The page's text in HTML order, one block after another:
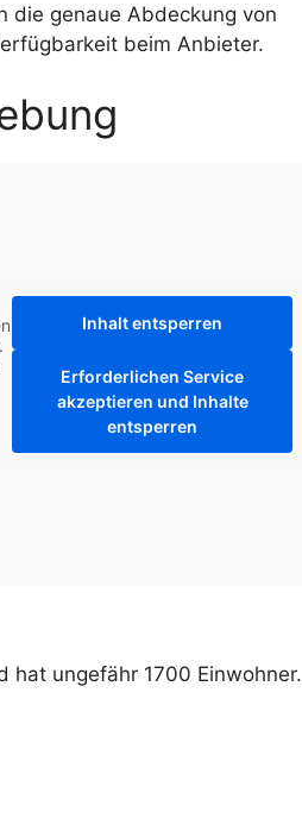
die genaue Abdeckung von
beim Anbieter.
Inhalt entsperren
Erforderlichen Service
akzeptieren und Inhalte
entsperren
hat ungefähr 1700 Einwohner.